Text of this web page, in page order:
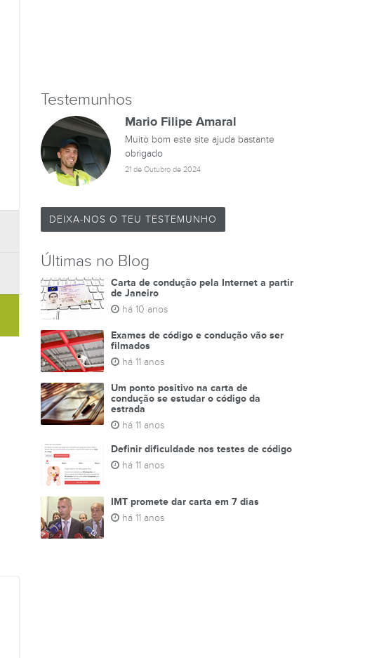
Testemunhos
Mario Filipe Amaral
Muito bom este site ajuda bastante
obrigado
21 de Outubro de 2024
DEIXA-NOS O TEU TESTEMUNHO
Últimas no Blog
Carta de condução pela Internet a partir
de Janeiro
há 10 anos
Exames de código e condução vão ser
filmados
há 11 anos
Um ponto positivo na carta de
condução se estudar o código da
estrada
há 11 anos
Definir dificuldade nos testes de código
há 11 anos
IMT promete dar carta em 7 dias
há 11 anos